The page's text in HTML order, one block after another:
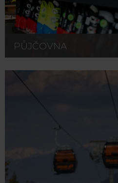
PŮJČOVNA